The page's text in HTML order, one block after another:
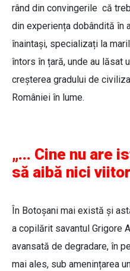
rând din convingerile că
din experiența dobândită în
înaintași, specializați la
întors în țară, unde au lăsat
creșterea gradului de
României în lume.
„... Cine nu are
să aibă nici
În Botoșani mai există și
a copilărit savantul Grigore
avansată de degradare, în
mai ales, sub amenințarea